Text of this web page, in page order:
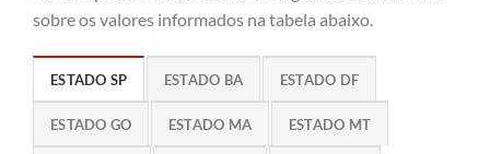
sobre os valores informados na tabela abaixo.
ESTADO SP ESTADO BA ESTADO DF
ESTADO GO ESTADO MA ESTADO MT